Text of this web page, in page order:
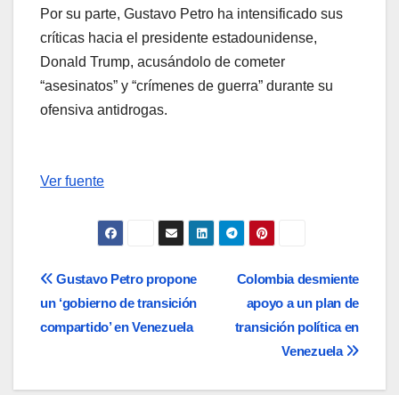
Por su parte, Gustavo Petro ha intensificado sus
críticas hacia el presidente estadounidense,
Donald Trump, acusándolo de cometer
“asesinatos” y “crímenes de guerra” durante su
ofensiva antidrogas.
Ver fuente
Navegación
de
Colombia desmiente
apoyo a un plan de
transición política en
Venezuela
Gustavo Petro propone
un ‘gobierno de transición
compartido’ en Venezuela